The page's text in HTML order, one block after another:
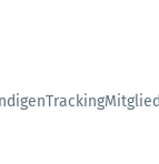
Tracking